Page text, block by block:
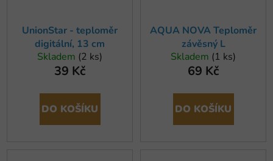
UnionStar - teploměr
digitální, 13 cm
Skladem (2 ks)
39 Kč
DO KOŠÍKU
AQUA NOVA Teploměr
závěsný L
Skladem (1 ks)
69 Kč
DO KOŠÍKU